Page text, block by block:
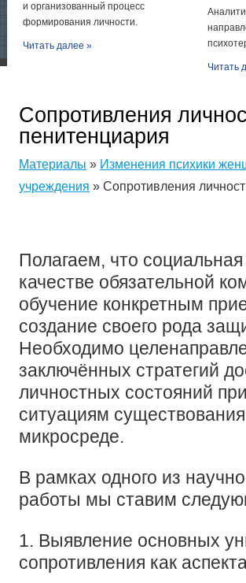
и организованный процесс
формирования личности.
Читать далее »
Читать
Сопротивления
пенитенциария
Материалы » Изменения психики
учреждения » Сопротивления
Полагаем, что
качестве обязательной
обучение конкретным
создание своего рода
Необходимо
заключённых стратегий
личностных состояний
ситуациям
микросреде.
В рамках одного из
работы мы ставим
1. Выявление основных
сопротивления как